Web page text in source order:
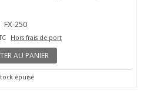
FX-250
Hors frais de port
AU PANIER
épuisé